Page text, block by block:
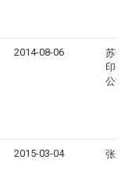
2014-08-06
苏州
印务
公司
2015-03-04 张丹